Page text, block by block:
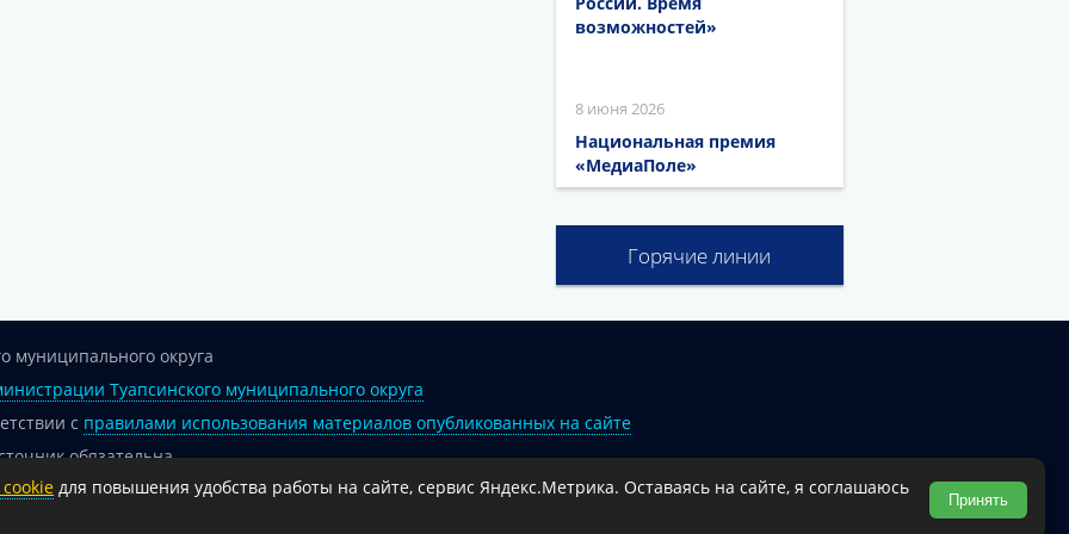
возможностей»
8 июня 2026
Национальная премия
«МедиаПоле»
Горячие линии
муниципального округа
Туапсинского муниципального округа
с правилами использования материалов опубликованных на сайте
обязательна.
на официальный интернет-портал администрации Туапсинского муниципального округа.
для повышения удобства работы на сайте, сервис Яндекс.Метрика. Оставаясь на сайте, я соглашаюсь
Принять